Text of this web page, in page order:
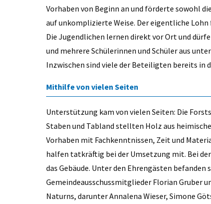
Vorhaben von Beginn an und förderte sowohl
auf unkomplizierte Weise. Der eigentliche
Die Jugendlichen lernen direkt vor Ort und
und mehrere Schülerinnen und Schüler aus
Inzwischen sind viele der Beteiligten bereits in
Mithilfe von vielen Seiten
Unterstützung kam von vielen Seiten: Die
Staben und Tabland stellten Holz aus
Vorhaben mit Fachkenntnissen, Zeit und
halfen tatkräftig bei der Umsetzung mit. Bei
das Gebäude. Unter den Ehrengästen
Gemeindeausschussmitglieder Florian Gruber
Naturns, darunter Annalena Wieser, Simone